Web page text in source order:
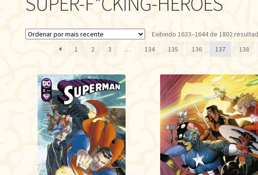
Exibindo 1633–1644 de 1802
1 2 3 … 134 135 136 137 138